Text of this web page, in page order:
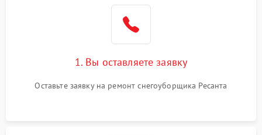
1. Вы оставляете заявку
Оставьте заявку на ремонт снегоуборщика Ресанта